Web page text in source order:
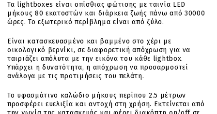
Τα lightboxes είναι οπίσθιας φώτισης με ταινία LED
μήκους 80 εκατοστών και διάρκεια ζωής πάνω από 30000
ώρες. To εξωτερικό περίβλημα είναι από ξύλο.
Είναι κατασκευασμένο και βαμμένο στο χέρι με
οικολογικό βερνίκι, σε διαφορετική απόχρωση για να
ταιριάζει απόλυτα με την εικόνα του κάθε lightbox.
Υπάρχει η δυνατότητα, η απόχρωση να προσαρμοστεί
ανάλογα με τις προτιμήσεις του πελάτη.
Το υφασμάτινο καλώδιο μήκους περίπου 2.5 μέτρων
προσφέρει ευελιξία και αντοχή στη χρήση. Εκτείνεται από